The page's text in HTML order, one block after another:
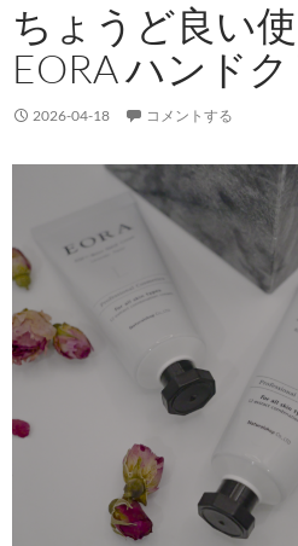
ちょうど良い
EORA ハンド
2026-04-18 コメントする